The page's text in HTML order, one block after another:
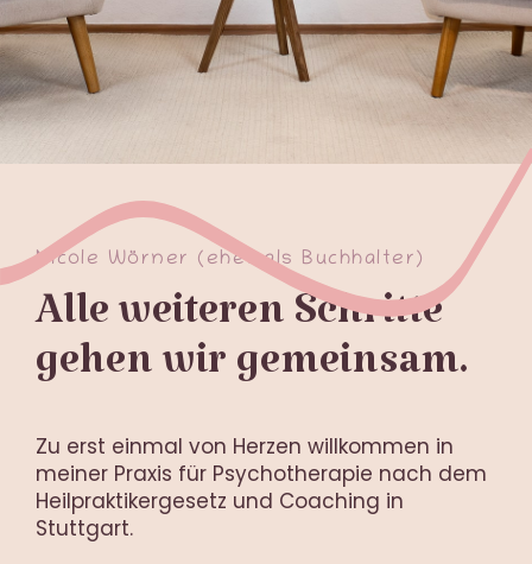
Nicole Wörner (ehemals Buchhalter)
Alle weiteren Schritte
gehen wir gemeinsam.
Zu erst einmal von Herzen willkommen in
meiner Praxis für Psychotherapie nach dem
Heilpraktikergesetz und Coaching in
Stuttgart.